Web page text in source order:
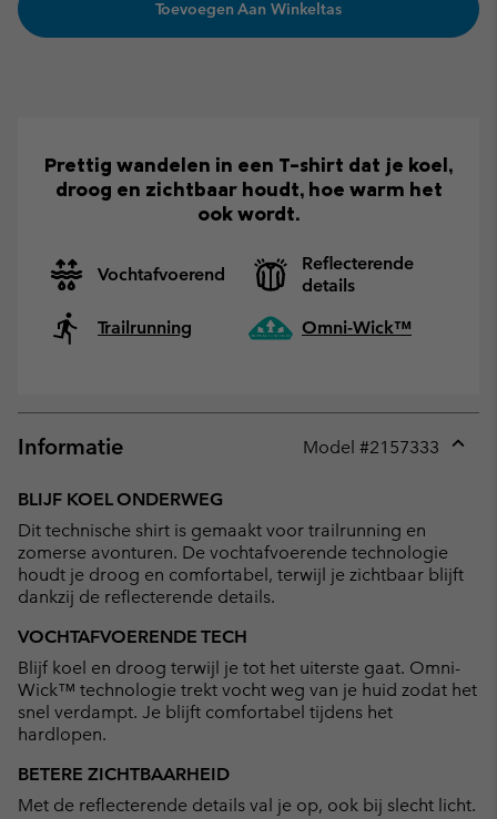
Toevoegen Aan Winkeltas
Prettig wandelen in een T-shirt dat je koel,
droog en zichtbaar houdt, hoe warm het
ook wordt.
Vochtafvoerend
Reflecterende
details
Trailrunning
Omni-Wick™
Informatie Model #2157333
BLIJF KOEL ONDERWEG
Dit technische shirt is gemaakt voor trailrunning en
zomerse avonturen. De vochtafvoerende technologie
houdt je droog en comfortabel, terwijl je zichtbaar blijft
dankzij de reflecterende details.
VOCHTAFVOERENDE TECH
Blijf koel en droog terwijl je tot het uiterste gaat. Omni-
Wick™ technologie trekt vocht weg van je huid zodat het
snel verdampt. Je blijft comfortabel tijdens het
hardlopen.
BETERE ZICHTBAARHEID
Met de reflecterende details val je op, ook bij slecht licht.